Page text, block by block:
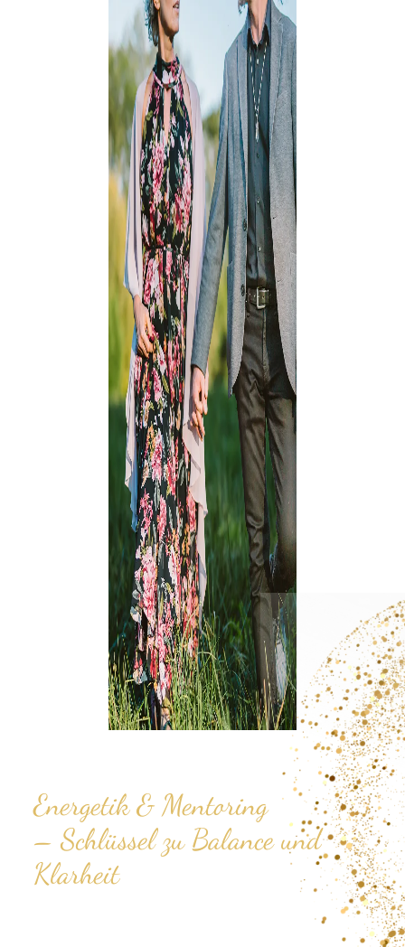
Energetik & Mentoring
– Schlüssel zu Balance und
Klarheit